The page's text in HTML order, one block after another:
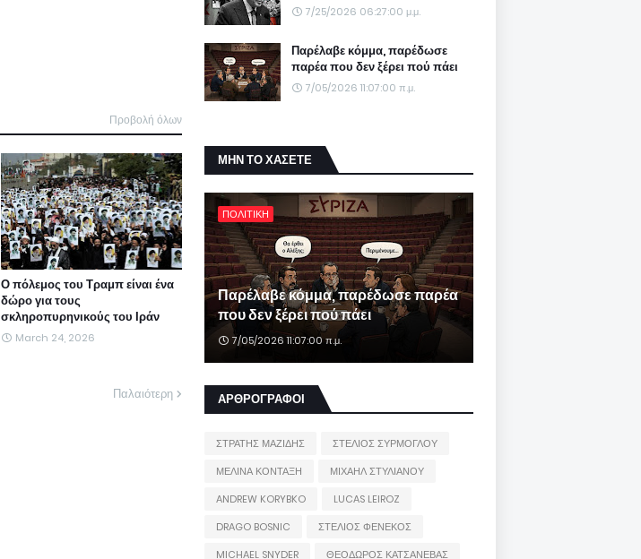
Προβολή όλων
Ο πόλεμος του Τραμπ είναι ένα
δώρο για τους
σκληροπυρηνικούς του Ιράν
March 24, 2026
Παλαιότερη
7/25/2026 06:27:00 μ.μ.
Παρέλαβε κόμμα, παρέδωσε
παρέα που δεν ξέρει πού πάει
7/05/2026 11:07:00 π.μ.
ΜΗΝ ΤΟ ΧΑΣΕΤΕ
ΠΟΛΙΤΙΚΗ
Παρέλαβε κόμμα, παρέδωσε παρέα
που δεν ξέρει πού πάει
7/05/2026 11:07:00 π.μ.
ΑΡΘΡΟΓΡΑΦΟΙ
ΣΤΡΑΤΗΣ ΜΑΖΙΔΗΣ
ΣΤΕΛΙΟΣ ΣΥΡΜΟΓΛΟΥ
ΜΕΛΙΝΑ ΚΟΝΤΑΞΗ
ΜΙΧΑΗΛ ΣΤΥΛΙΑΝΟΥ
ANDREW KORYBKO
LUCAS LEIROZ
DRAGO BOSNIC
ΣΤΕΛΙΟΣ ΦΕΝΕΚΟΣ
MICHAEL SNYDER
ΘΕΟΔΩΡΟΣ ΚΑΤΣΑΝΕΒΑΣ